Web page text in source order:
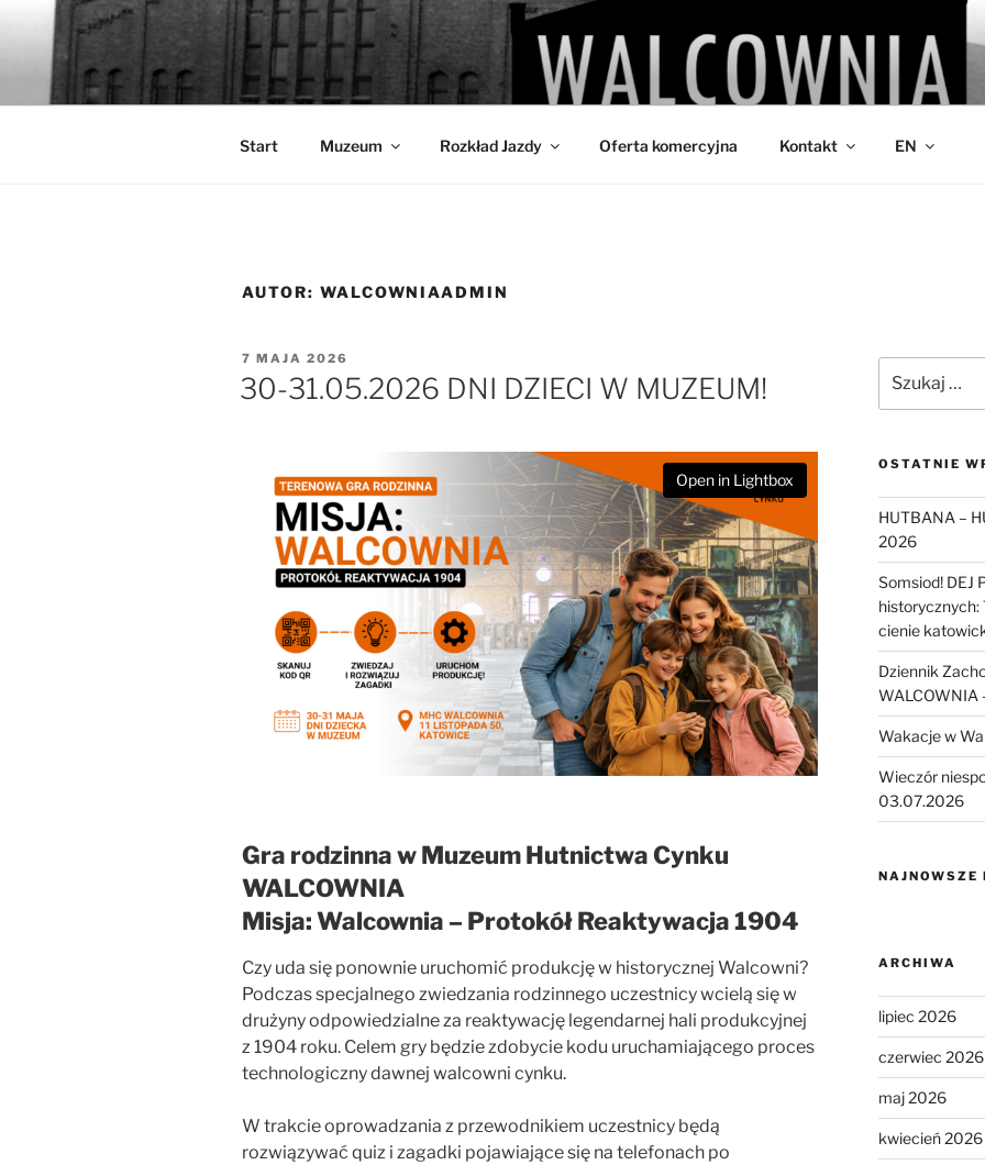
Przejdź
WALCOWNIA
Muzeum Hutnictwa Cynku
Start Muzeum Rozkład Jazdy Oferta komercyjna Kontakt EN
AUTOR: WALCOWNIAADMIN
OPUBLIKOWANE
W
7 MAJA 2026
30-31.05.2026 DNI DZIECI W MUZEUM!
Open in Lightbox
Gra rodzinna w Muzeum Hutnictwa Cynku
WALCOWNIA
Misja: Walcownia – Protokół Reaktywacja 1904
Czy uda się ponownie uruchomić produkcję w historycznej Walcowni?
Podczas specjalnego zwiedzania rodzinnego uczestnicy wcielą się w
drużyny odpowiedzialne za reaktywację legendarnej hali produkcyjnej
z 1904 roku. Celem gry będzie zdobycie kodu uruchamiającego proces
technologiczny dawnej walcowni cynku.
W trakcie oprowadzania z przewodnikiem uczestnicy będą
rozwiązywać quiz i zagadki pojawiające się na telefonach po
OSTATNIE
HUTBANA –
2026
Somsiod! DEJ
historycznych:
cienie
Dziennik
WALCOWNIA
Wakacje w
Wieczór
03.07.2026
NAJNOWSZE
ARCHIWA
lipiec 2026
czerwiec 2026
maj 2026
kwiecień 2026